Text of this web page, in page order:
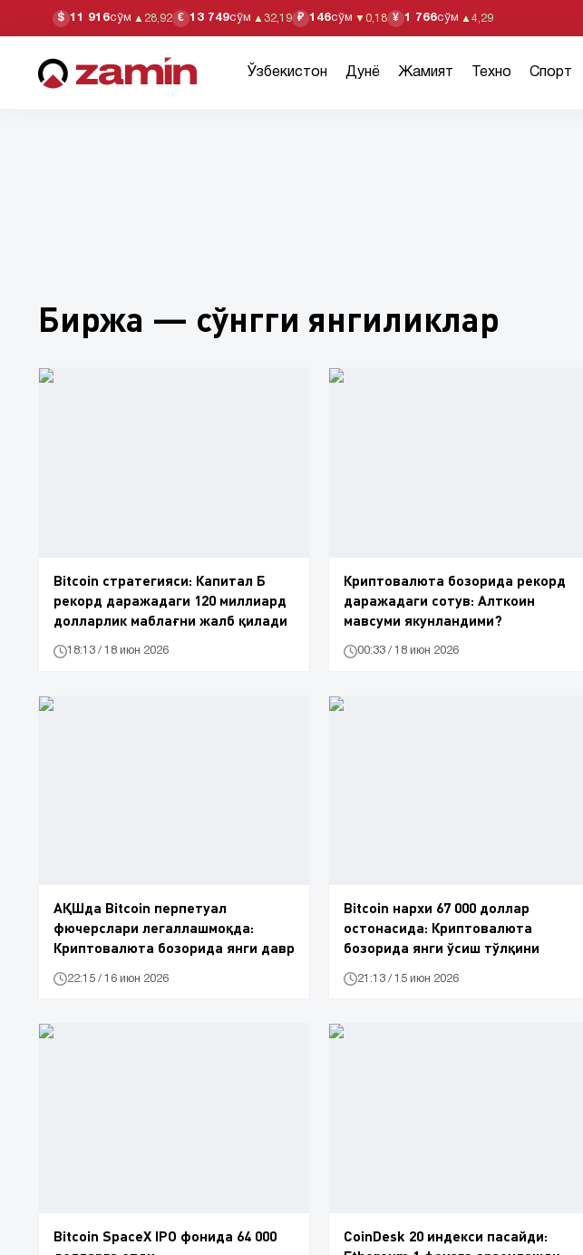
$ 11 916сўм ▲ 28,92 € 13 749сўм ▲ 32,19 ₽ 146сўм ▼ 0,18 ¥ 1 766сўм ▲ 4,29
Ўзбекистон Дунё Жамият Техно Спорт
Биржа — сўнгги янгиликлар
Bitcoin стратегияси: Капитал Б
рекорд даражадаги 120 миллиард
долларлик маблағни жалб қилади
18:13 / 18 июн 2026
Криптовалюта бозорида рекорд
даражадаги сотув: Алткоин
мавсуми якунландими?
00:33 / 18 июн 2026
АҚШда Bitcoin перпетуал
фючерслари легаллашмоқда:
Криптовалюта бозорида янги давр
22:15 / 16 июн 2026
Bitcoin нархи 67 000 доллар
остонасида: Криптовалюта
бозорида янги ўсиш тўлқини
21:13 / 15 июн 2026
Bitcoin SpaceX IPO фонида 64 000
CoinDesk 20 индекси пасайди: